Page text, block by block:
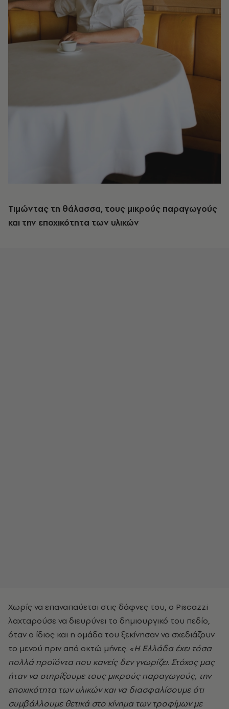
Τιμώντας τη θάλασσα, τους μικρούς παραγωγούς
και την εποχικότητα των υλικών
Χωρίς να επαναπαύεται στις δάφνες του, ο Piscazzi
λαχταρούσε να διευρύνει το δημιουργικό του πεδίο,
όταν ο ίδιος και η ομάδα του ξεκίνησαν να σχεδιάζουν
το μενού πριν από οκτώ μήνες. «Η Ελλάδα έχει τόσα
πολλά προϊόντα που κανείς δεν γνωρίζει. Στόχος μας
ήταν να στηρίξουμε τους μικρούς παραγωγούς, την
εποχικότητα των υλικών και να διασφαλίσουμε ότι
συμβάλλουμε θετικά στο κίνημα των τροφίμων με